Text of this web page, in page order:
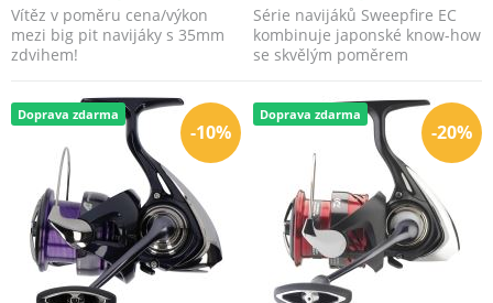
Vítěz v poměru cena/výkon
mezi big pit navijáky s 35mm
zdvihem!
Série navijáků Sweepfire EC
kombinuje japonské know-how
se skvělým poměrem
-10%
Doprava zdarma
-20%
Doprava zdarma